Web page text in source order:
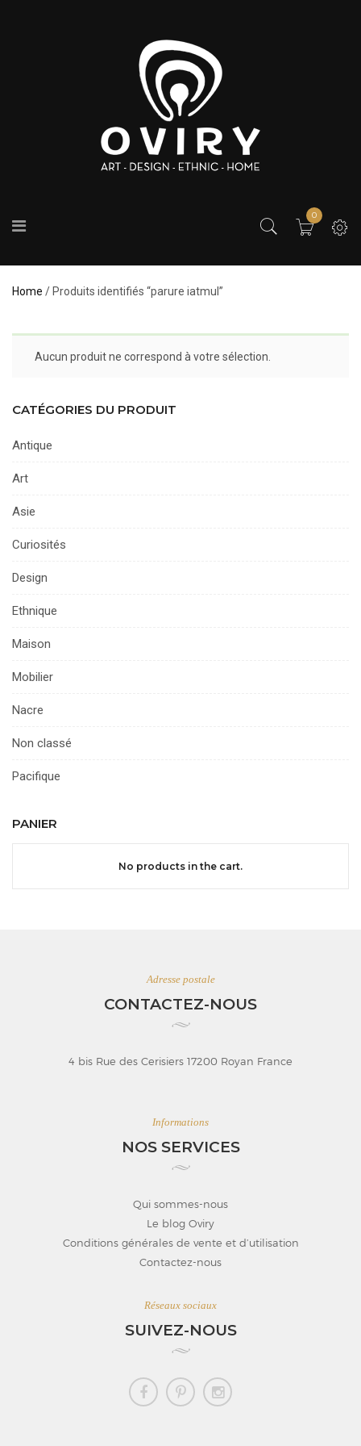
0
Home / Produits identifiés “parure iatmul”
Aucun produit ne correspond à votre sélection.
CATÉGORIES DU PRODUIT
Antique
Art
Asie
Curiosités
Design
Ethnique
Maison
Mobilier
Nacre
Non classé
Pacifique
PANIER
No products in the cart.
Adresse postale
CONTACTEZ-NOUS
4 bis Rue des Cerisiers 17200 Royan France
Informations
NOS SERVICES
Qui sommes-nous
Le blog Oviry
Conditions générales de vente et d’utilisation
Contactez-nous
Réseaux sociaux
SUIVEZ-NOUS